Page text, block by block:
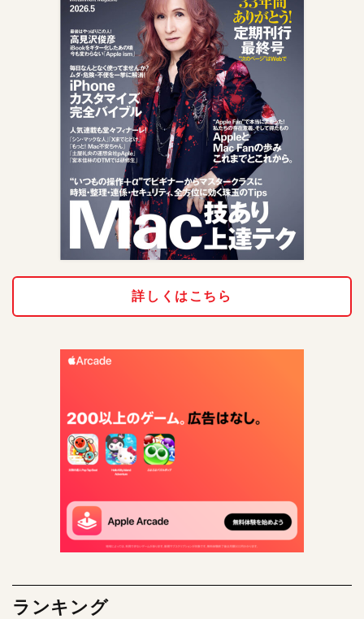
詳しくはこちら
ランキング